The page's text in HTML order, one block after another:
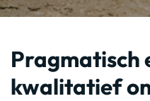
Pragmatisch
kwalitatief